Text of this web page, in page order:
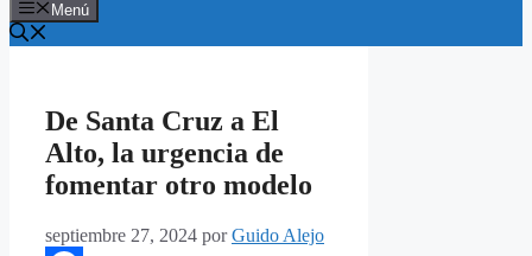
Menú
De Santa Cruz a El
Alto, la urgencia de
fomentar otro modelo
septiembre 27, 2024 porGuido Alejo